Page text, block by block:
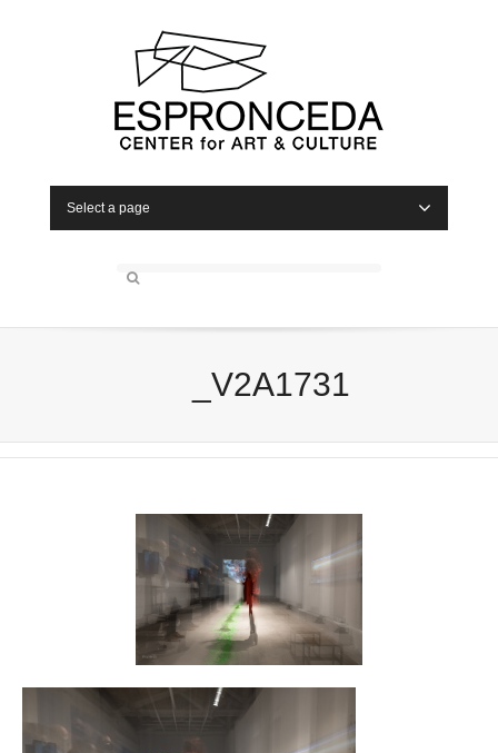
Select a page
_V2A1731